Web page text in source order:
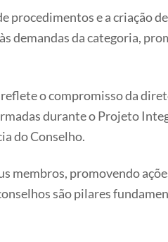
e a criação
demandas da categoria,
o compromisso da
durante o Projeto
do Conselho.
membros, promovendo
são pilares